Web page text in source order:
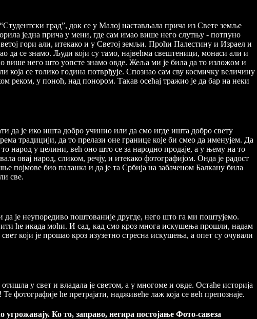
град”, док се у Малој настављала прича из Свете земље
једна прича у мени, где сам имао више него слутњу - потпуно
гори али, итекако и у Светој земљи. Проћи Палестину и Израел и
да се знамо. Људи који су тамо, највећма свештеници, монаси али и
више него што уопсте знамо овде. Жеља ми је била да то изложом и
се толико година потврђује. Спознао сам сву космичку величину
реком, у поноћ, над понором. Такав осећај тражио је да бар на неки
да је ико ишта добро учинио или да смо игде ишта добро свету
традицији, да то прелази оне границе које би смео да именујем. Да
народ у целини, већ оно што се за народно продаје, а у њему на то
овај народ, сликом, речју, и итекако фотографијом. Онда је радост
појмове био паланка и да је та Србија на забаченом Балкану била
све.
је неупоредиво поштованије другде, него што га ми поштујемо.
ће икада моћи. И сад, кад смо кроз многа искушења прошли, надам
који је прошао кроз изузетно стресна искушења, а опет су очували
у свет и владала је светом, а у многоме и овде. Остаће историја
фотографије ће претрајати, надживеће лаж која се већ препознаје.
угрожавају. Ко то, заправо, негира постојање Фото-савеза